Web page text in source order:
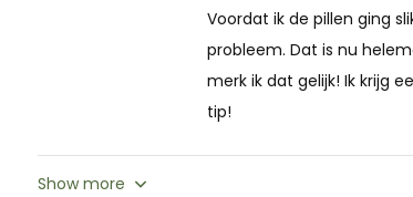
Lactobacillus acidophilus
Lactobacillus bulgaricus
Lactobacillus paracasei
Bifidobacterium animalis
Other ingredients: potato starch, dextrose,
Voordat ik de pillen ging
probleem. Dat is nu
merk ik dat gelijk! Ik krijg
tip!
Show more